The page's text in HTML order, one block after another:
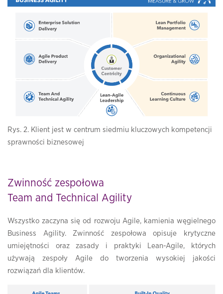
Rys. 2. Klient jest w centrum siedmiu kluczowych kompetencji
sprawności biznesowej
Zwinność zespołowa
Team and Technical Agility
Wszystko zaczyna się od rozwoju Agile, kamienia węgielnego
Business Agility. Zwinność zespołowa opisuje krytyczne
umiejętności oraz zasady i praktyki Lean-Agile, których
używają zespoły Agile do tworzenia wysokiej jakości
rozwiązań dla klientów.